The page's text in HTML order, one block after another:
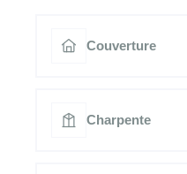
Couverture
Charpente